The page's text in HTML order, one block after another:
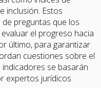
inclusión. Estos
preguntas que los
el progreso hacia
último, para garantizar
cuestiones sobre el
se basarán
expertos jurídicos